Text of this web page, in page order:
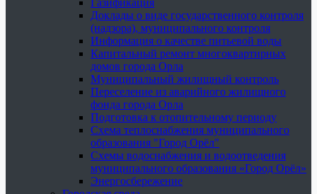
Газификация
Доклады о виде государственного контроля
(надзора), муниципального контроля
Информация о качестве питьевой воды
Капитальный ремонт многоквартирных
домов города Орла
Муниципальный жилищный контроль
Переселение из аварийного жилищного
фонда города Орла
Подготовка к отопительному периоду
Схема теплоснабжения муниципального
образования "Город Орёл"
Схемы водоснабжения и водоотведения
муниципального образования «Город Орёл»
Энергосбережение